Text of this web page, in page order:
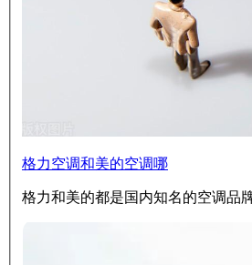
格力空调和美的空调哪
格力和美的都是国内知名的空调品